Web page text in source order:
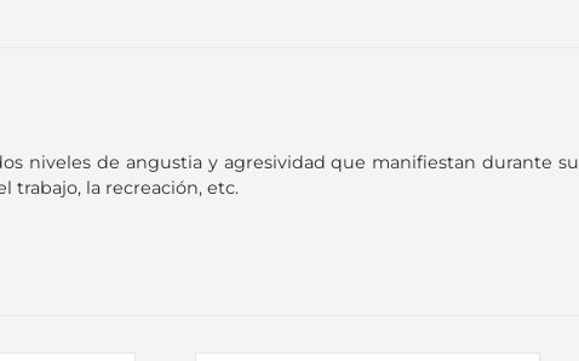
niveles de angustia y agresividad que manifiestan durante su
trabajo, la recreación, etc.